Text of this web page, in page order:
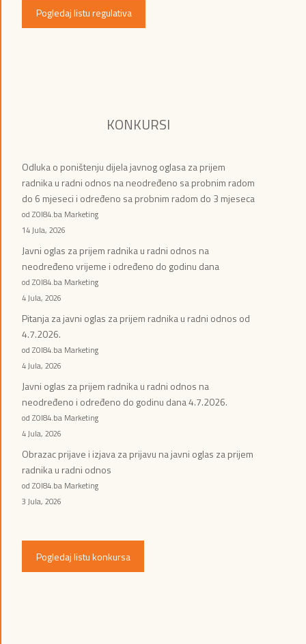
Pogledaj listu regulativa
KONKURSI
Odluka o poništenju dijela javnog oglasa za prijem
radnika u radni odnos na neodređeno sa probnim radom
do 6 mjeseci i određeno sa probnim radom do 3 mjeseca
od ZOI84.ba Marketing
14 Jula, 2026
Javni oglas za prijem radnika u radni odnos na
neodređeno vrijeme i određeno do godinu dana
od ZOI84.ba Marketing
4 Jula, 2026
Pitanja za javni oglas za prijem radnika u radni odnos od
4.7.2026.
od ZOI84.ba Marketing
4 Jula, 2026
Javni oglas za prijem radnika u radni odnos na
neodređeno i određeno do godinu dana 4.7.2026.
od ZOI84.ba Marketing
4 Jula, 2026
Obrazac prijave i izjava za prijavu na javni oglas za prijem
radnika u radni odnos
od ZOI84.ba Marketing
3 Jula, 2026
Pogledaj listu konkursa